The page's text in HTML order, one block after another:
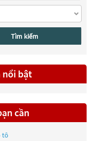
Tìm kiếm
nổi bật
cần
tô